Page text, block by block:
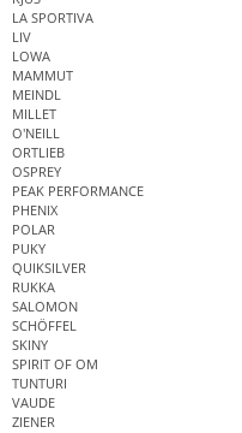
LA SPORTIVA
LIV
LOWA
MAMMUT
MEINDL
MILLET
O'NEILL
ORTLIEB
OSPREY
PEAK PERFORMANCE
PHENIX
POLAR
PUKY
QUIKSILVER
RUKKA
SALOMON
SCHÖFFEL
SKINY
SPIRIT OF OM
TUNTURI
VAUDE
ZIENER